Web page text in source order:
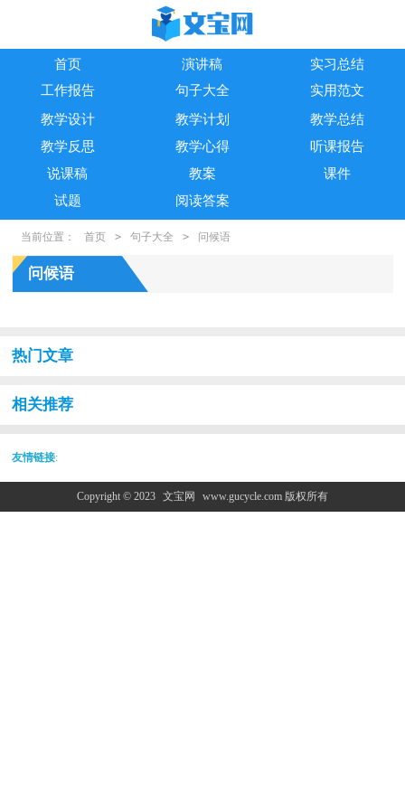
首页 演讲稿
实习总结
工作报告
句子大全
实用范文
教学设计
教学计划
教学总结
教学反思
教学心得
听课报告
说课稿
教案
课件
试题
阅读答案
当前位置： 首页 > 句子大全 > 问候语
问候语
热门文章
相关推荐
友情链接:
Copyright © 2023 文宝网 www.gucycle.com 版权所有